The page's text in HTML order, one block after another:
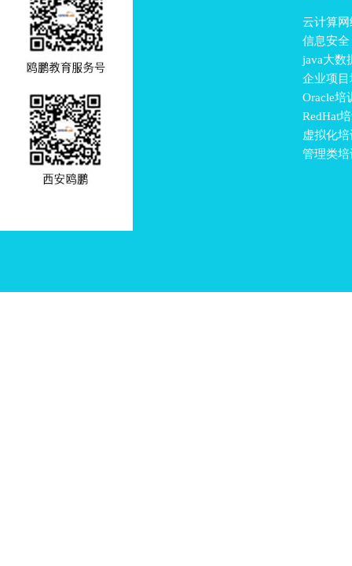
云计算
信息安全
java大数
企业项目
Oracle培
RedHat
虚拟化培
管理类培